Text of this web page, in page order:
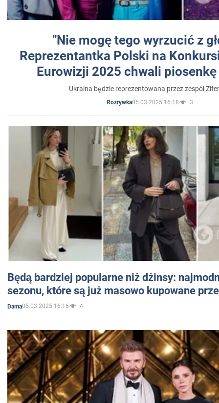
"Nie mogę tego wyrzucić z
Reprezentantka Polski na
Eurowizji 2025 chwali
Ukraina będzie reprezentowana przez zespół
Rozrywka05.03.2025 16:18 3
Będą bardziej popularne niż dżinsy:
sezonu, które są już masowo kupowane
Dama05.03.2025 16:16 4